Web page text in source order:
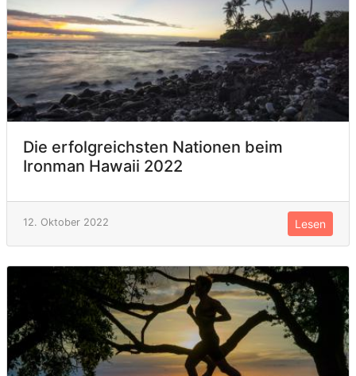
Die erfolgreichsten Nationen beim
Ironman Hawaii 2022
12. Oktober 2022 Lesen